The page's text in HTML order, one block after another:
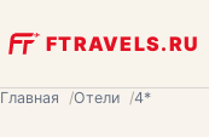
FTRAVELS.RU
Главная Отели 4*